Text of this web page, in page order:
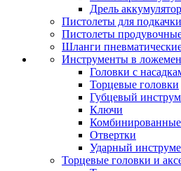
Дрель
Пистолеты для подкачки
Пистолеты
Шланги
Инструменты в
Головки с
Торцевые головки
Губцевый
Ключи
Отвертки
Ударный
Торцевые головки и